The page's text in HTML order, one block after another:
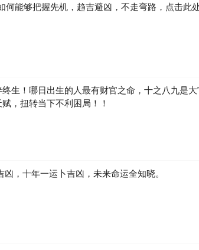
何能够把握先机，趋吉避凶，不走弯路，点击此
生！哪日出生的人最有财官之命，十之八九是
，扭转当下不利困局！！
，十年一运卜吉凶，未来命运全知晓。